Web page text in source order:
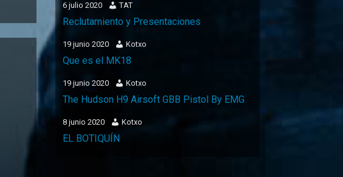
6 julio 2020 TAT
Reclutamiento y Presentaciones
19 junio 2020 Kotxo
Que es el MK18
19 junio 2020 Kotxo
The Hudson H9 Airsoft GBB Pistol By EMG
8 junio 2020 Kotxo
EL BOTIQUÍN